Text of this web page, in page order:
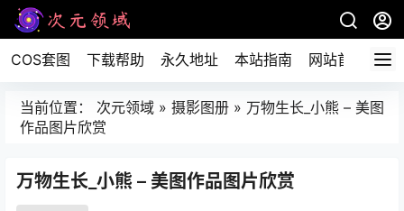
COS套图 下载帮助 永久地址 本站指南 网站首页
当前位置： 次元领域 » 摄影图册 » 万物生长_小熊 – 美图
作品图片欣赏
万物生长_小熊 – 美图作品图片欣赏